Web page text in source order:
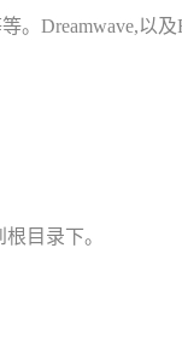
。Dreamwave,以
目录下。